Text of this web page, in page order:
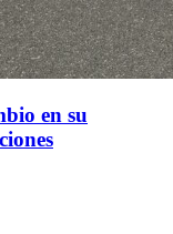
en su